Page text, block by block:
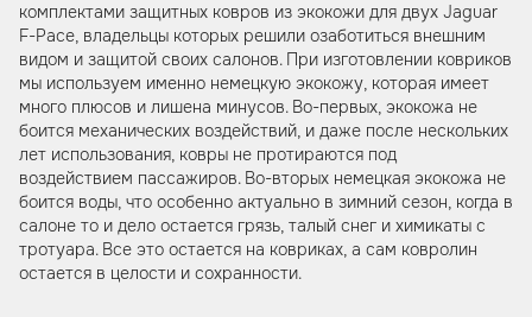
комплектами защитных ковров из экокожи для двух Jaguar
F-Pace, владельцы которых решили озаботиться внешним
видом и защитой своих салонов. При изготовлении ковриков
мы используем именно немецкую экокожу, которая имеет
много плюсов и лишена минусов. Во-первых, экокожа не
боится механических воздействий, и даже после нескольких
лет использования, ковры не протираются под
воздействием пассажиров. Во-вторых немецкая экокожа не
боится воды, что особенно актуально в зимний сезон, когда в
салоне то и дело остается грязь, талый снег и химикаты с
тротуара. Все это остается на ковриках, а сам ковролин
остается в целости и сохранности.